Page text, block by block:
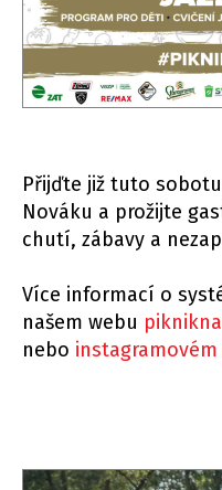
Přijďte již tuto
Nováku a prožijte
chutí, zábavy a
Více informací o
našem webu
nebo instagramovém